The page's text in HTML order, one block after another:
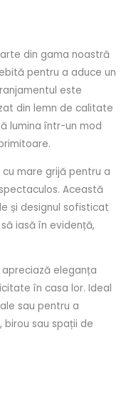
din gama noastră
pentru a aduce un
este
din lemn de calitate
lumina într-un mod
mare grijă pentru a
Această
și designul sofisticat
iasă în evidență,
eleganța
în casa lor. Ideal
sau pentru a
sau spații de